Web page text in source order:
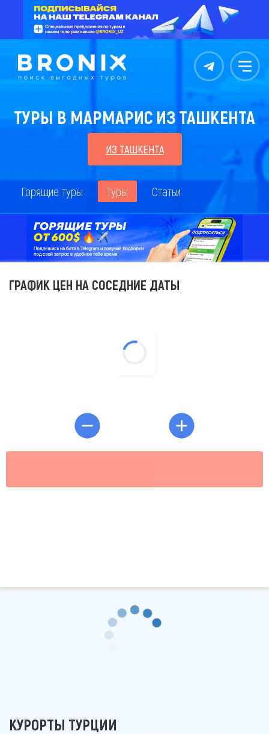
Контакты Меню
ТУРЫ В МАРМАРИС ИЗ ТАШКЕНТА
ИЗ ТАШКЕНТА
Горящие туры Туры Статьи
ГРАФИК ЦЕН НА СОСЕДНИЕ ДАТЫ
КУРОРТЫ ТУРЦИИ